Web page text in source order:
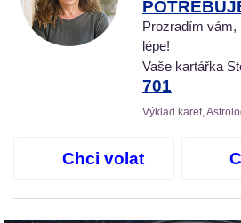
Prozradím vám,
lépe!
Vaše kartářka
701
Výklad karet,
Chci volat